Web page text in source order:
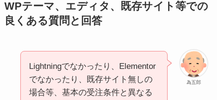
WPテーマ、エディタ、既存サイト等での
良くある質問と回答
為五郎
Lightningでなかったり、Elementor
でなかったり、既存サイト無しの
場合等、基本の受注条件と異なる